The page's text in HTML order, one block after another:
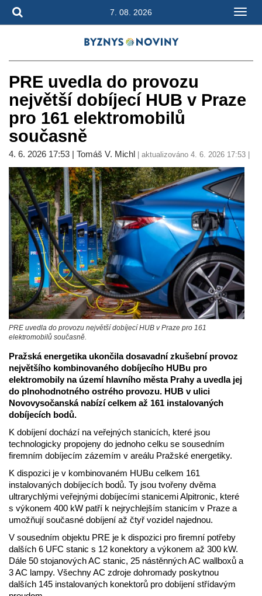
7. 08. 2026
PRE uvedla do provozu
největší dobíjecí HUB v Praze
pro 161 elektromobilů
současně
4. 6. 2026 17:53 | Tomáš V. Michl | aktualizováno 4. 6. 2026 17:53 |
PRE uvedla do provozu největší dobíjecí HUB v Praze pro 161
elektromobilů současně.
Pražská energetika ukončila dosavadní zkušební provoz
největšího kombinovaného dobíjecího HUBu pro
elektromobily na území hlavního města Prahy a uvedla jej
do plnohodnotného ostrého provozu. HUB v ulici
Novovysočanská nabízí celkem až 161 instalovaných
dobíjecích bodů.
K dobíjení dochází na veřejných stanicích, které jsou
technologicky propojeny do jednoho celku se sousedním
firemním dobíjecím zázemím v areálu Pražské energetiky.
K dispozici je v kombinovaném HUBu celkem 161
instalovaných dobíjecích bodů. Ty jsou tvořeny dvěma
ultrarychlými veřejnými dobíjecími stanicemi Alpitronic, které
s výkonem 400 kW patří k nejrychlejším stanicím v Praze a
umožňují současné dobíjení až čtyř vozidel najednou.
V sousedním objektu PRE je k dispozici pro firemní potřeby
dalších 6 UFC stanic s 12 konektory a výkonem až 300 kW.
Dále 50 stojanových AC stanic, 25 nástěnných AC wallboxů a
3 AC lampy. Všechny AC zdroje dohromady poskytnou
dalších 145 instalovaných konektorů pro dobíjení střídavým